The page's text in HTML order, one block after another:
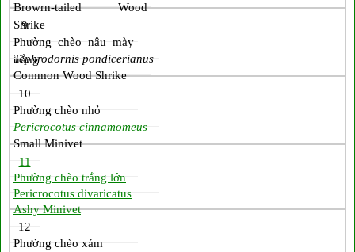
Browrn-tailed Wood
Shrike
9
Phường chèo nâu mày
trắng
Tephrodornis pondicerianus
Common Wood Shrike
10
Phường chèo nhỏ
Pericrocotus cinnamomeus
Small Minivet
11
Phường chèo trắng lớn
Pericrocotus divaricatus
Ashy Minivet
12
Phường chèo xám